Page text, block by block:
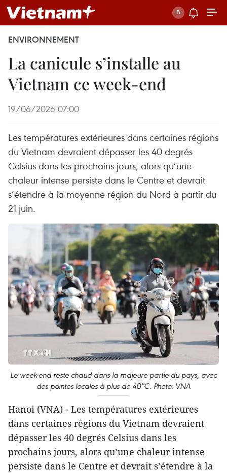
ENVIRONNEMENT
La canicule s’installe au
Vietnam ce week-end
19/06/2026 07:00
Les températures extérieures dans certaines régions
du Vietnam devraient dépasser les 40 degrés
Celsius dans les prochains jours, alors qu’une
chaleur intense persiste dans le Centre et devrait
s’étendre à la moyenne région du Nord à partir du
21 juin.
Le week-end reste chaud dans la majeure partie du pays, avec
des pointes locales à plus de 40°C. Photo: VNA
Hanoi (VNA) - Les températures extérieures
dans certaines régions du Vietnam devraient
dépasser les 40 degrés Celsius dans les
prochains jours, alors qu’une chaleur intense
persiste dans le Centre et devrait s’étendre à la